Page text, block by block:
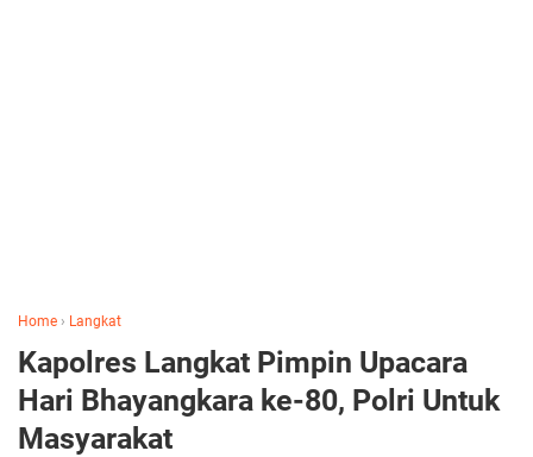
Home › Langkat
Kapolres Langkat Pimpin Upacara
Hari Bhayangkara ke-80, Polri Untuk
Masyarakat